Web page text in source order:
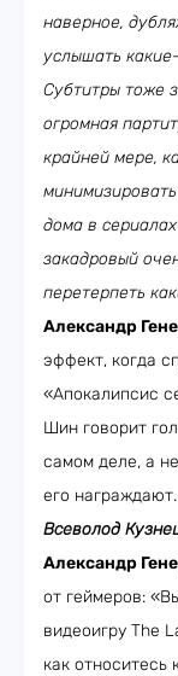
наверное,
услышать
Субтитры тоже
огромная
крайней мере,
дома в
закадровый
перетерпеть
Александр
эффект, когда
«Апокалипсис
Шин говорит
самом деле, а
его награждают.
Всеволод
Александр
от геймеров:
видеоигру The
как относитесь